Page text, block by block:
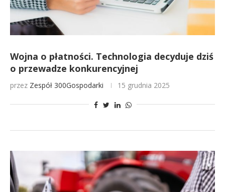
Wojna o płatności. Technologia decyduje dziś
o przewadze konkurencyjnej
przez Zespół 300Gospodarki 15 grudnia 2025